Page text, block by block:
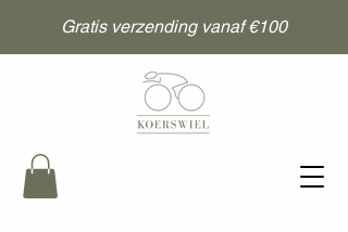
Gratis verzending vanaf €100